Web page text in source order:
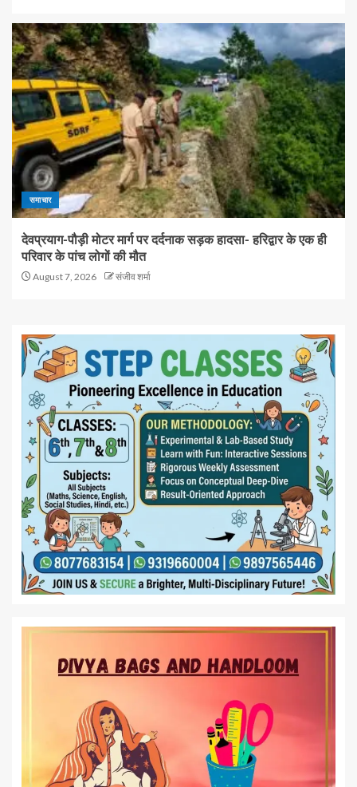
समाचार
देवप्रयाग-पौड़ी मोटर मार्ग पर दर्दनाक सड़क हादसा- हरिद्वार के एक ही
परिवार के पांच लोगों की मौत
August 7, 2026 संजीव शर्मा